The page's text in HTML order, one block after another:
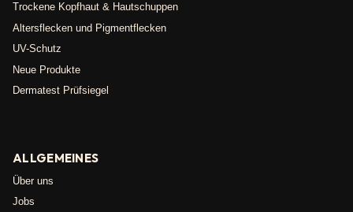
Trockene Kopfhaut & Hautschuppen
Altersflecken und Pigmentflecken
UV-Schutz
Neue Produkte
Dermatest Prüfsiegel
ALLGEMEINES
Über uns
Jobs